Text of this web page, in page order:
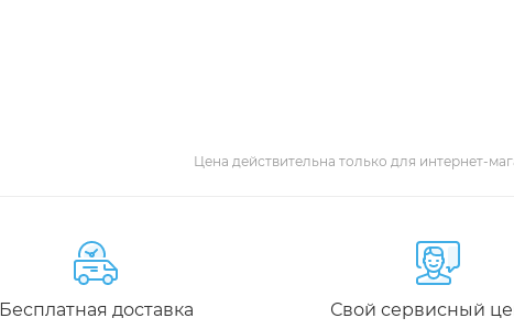
Цена действительна только для интернет-
Бесплатная доставка Свой сервисный